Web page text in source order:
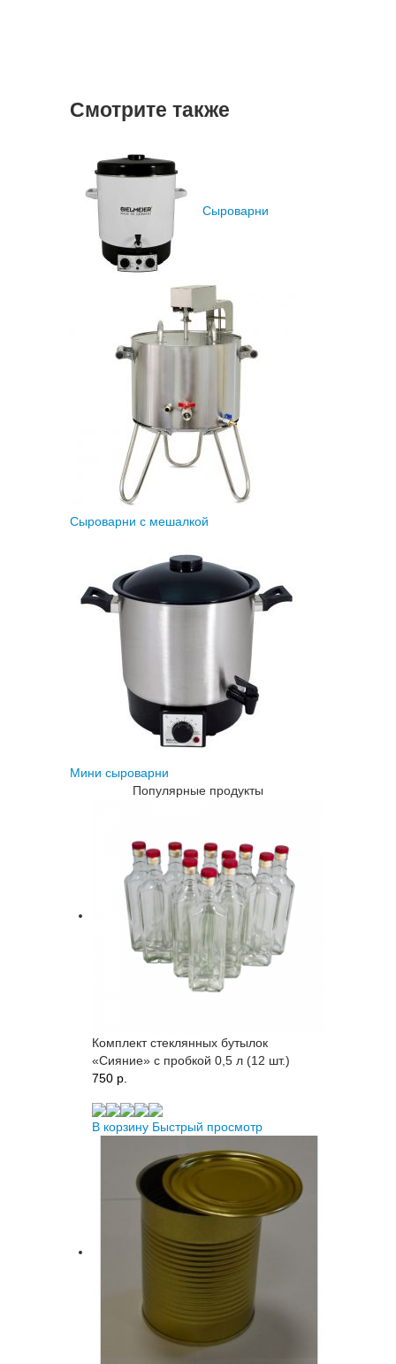
Смотрите также
Сыроварни
Сыроварни с мешалкой
Мини сыроварни
Популярные продукты
Комплект стеклянных бутылок
«Сияние» с пробкой 0,5 л (12 шт.)
750 p.
В корзину Быстрый просмотр